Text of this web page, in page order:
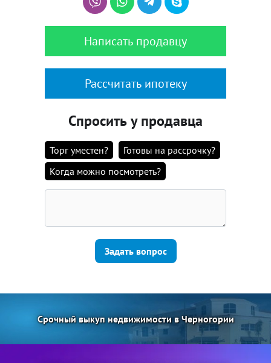
Написать продавцу
Рассчитать ипотеку
Спросить у продавца
Торг уместен?
Готовы на рассрочку?
Когда можно посмотреть?
Задать вопрос
Срочный выкуп недвижимости в Черногории